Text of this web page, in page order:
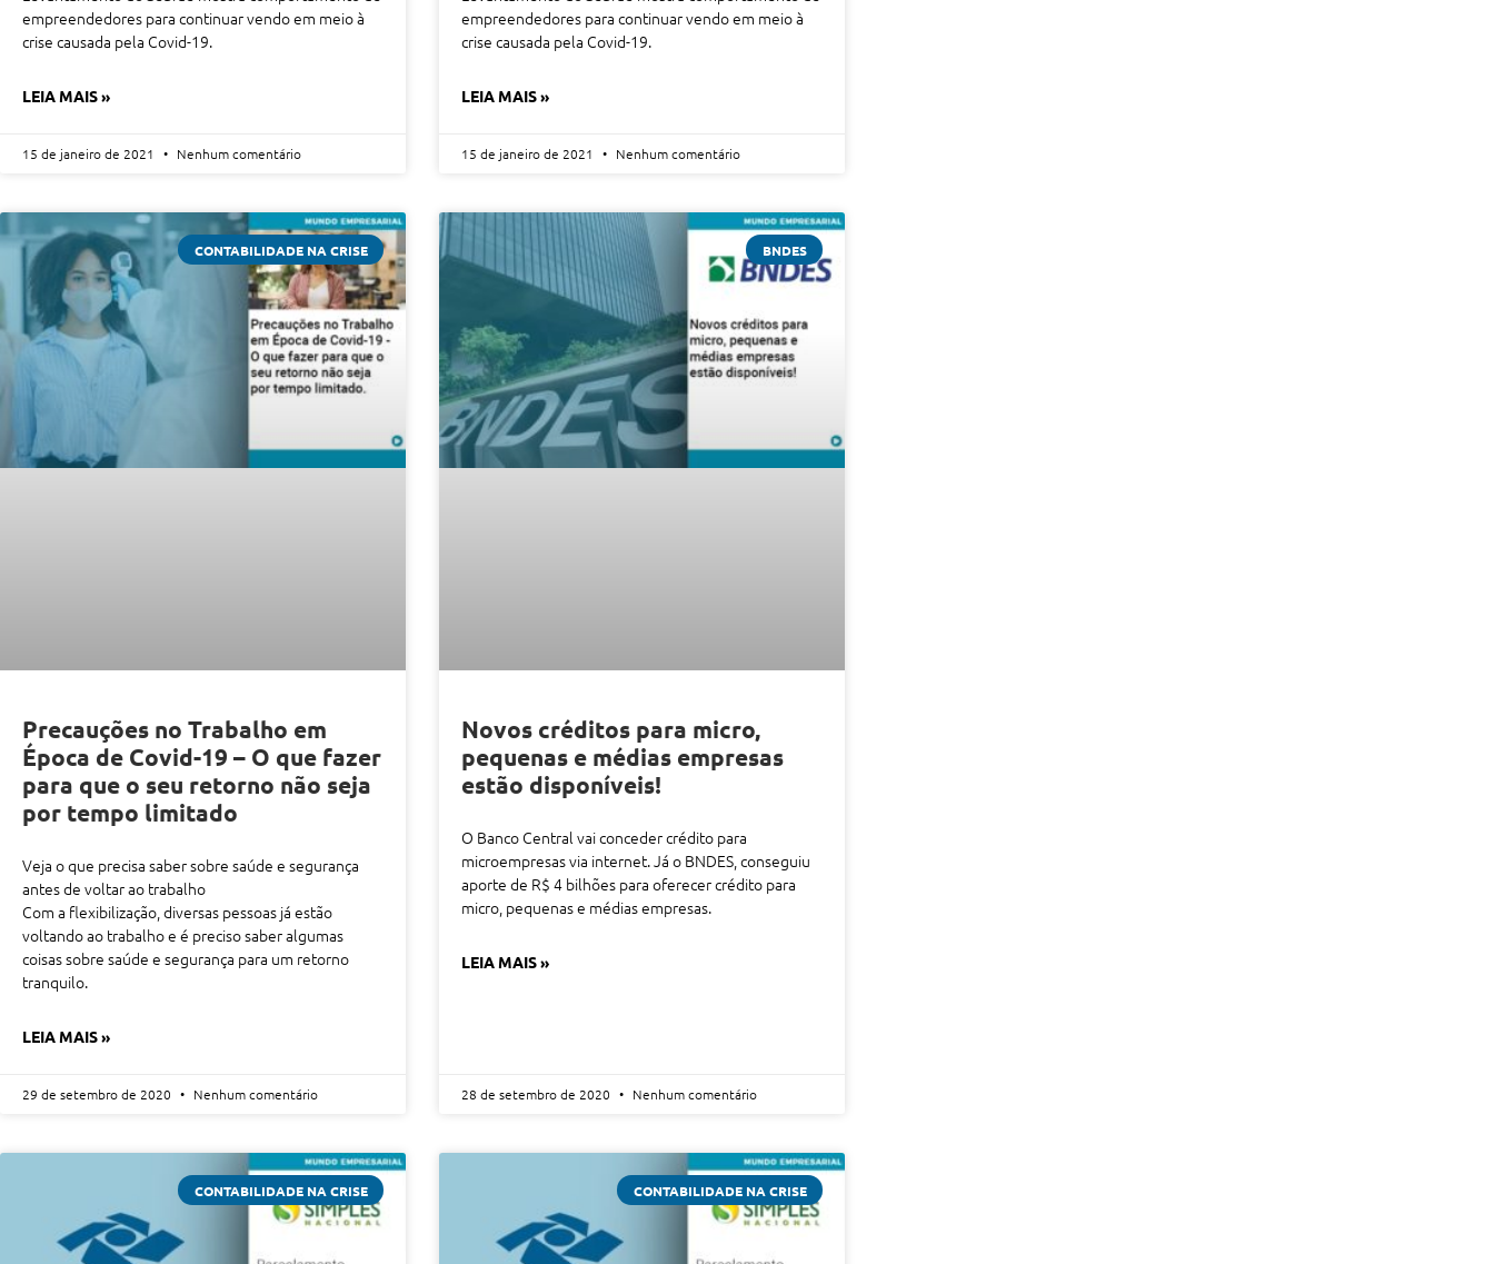
empreendedores para continuar vendo em meio à
crise causada pela Covid-19.
LEIA MAIS »
15 de janeiro de 2021 Nenhum comentário
empreendedores para continuar vendo em meio à
crise causada pela Covid-19.
LEIA MAIS »
15 de janeiro de 2021 Nenhum comentário
CONTABILIDADE NA CRISE
Precauções no Trabalho em
Época de Covid-19 – O que fazer
para que o seu retorno não seja
por tempo limitado
Veja o que precisa saber sobre saúde e segurança
antes de voltar ao trabalho
Com a flexibilização, diversas pessoas já estão
voltando ao trabalho e é preciso saber algumas
coisas sobre saúde e segurança para um retorno
tranquilo.
LEIA MAIS »
29 de setembro de 2020 Nenhum comentário
BNDES
Novos créditos para micro,
pequenas e médias empresas
estão disponíveis!
O Banco Central vai conceder crédito para
microempresas via internet. Já o BNDES, conseguiu
aporte de R$ 4 bilhões para oferecer crédito para
micro, pequenas e médias empresas.
LEIA MAIS »
28 de setembro de 2020 Nenhum comentário
CONTABILIDADE NA CRISE CONTABILIDADE NA CRISE